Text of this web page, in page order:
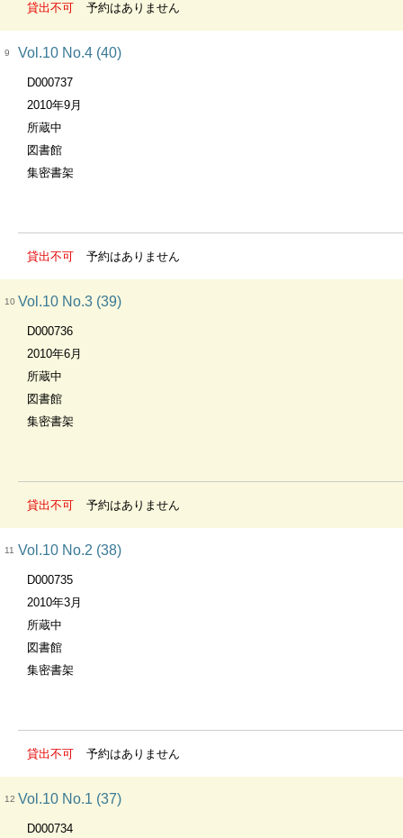
貸出不可 予約はありません
9 Vol.10 No.4 (40)
D000737
2010年9月
所蔵中
図書館
集密書架
貸出不可 予約はありません
10 Vol.10 No.3 (39)
D000736
2010年6月
所蔵中
図書館
集密書架
貸出不可 予約はありません
11 Vol.10 No.2 (38)
D000735
2010年3月
所蔵中
図書館
集密書架
貸出不可 予約はありません
12 Vol.10 No.1 (37)
D000734